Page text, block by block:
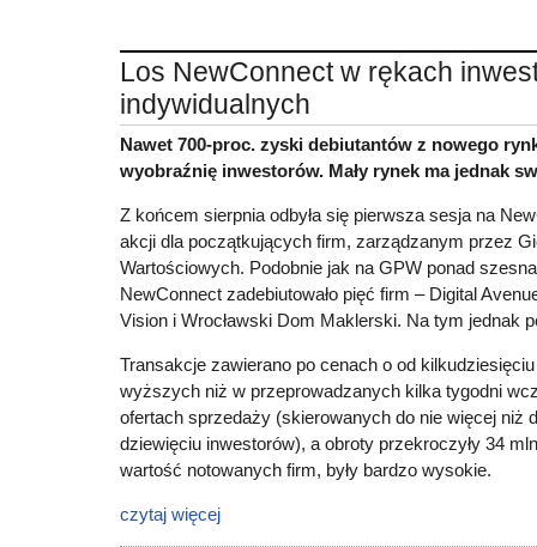
Los NewConnect w rękach
indywidualnych
Nawet 700-proc. zyski debiutantów z nowego
wyobraźnię inwestorów. Mały rynek ma jednak
Z końcem sierpnia odbyła się pierwsza sesja na
akcji dla początkujących firm, zarządzanym przez
Wartościowych. Podobnie jak na GPW ponad
NewConnect zadebiutowało pięć firm – Digital
Vision i Wrocławski Dom Maklerski. Na tym jednak
Transakcje zawierano po cenach o od
wyższych niż w przeprowadzanych kilka tygodni
ofertach sprzedaży (skierowanych do nie więcej niż
dziewięciu inwestorów), a obroty przekroczyły 34
wartość notowanych firm, były bardzo wysokie.
czytaj więcej